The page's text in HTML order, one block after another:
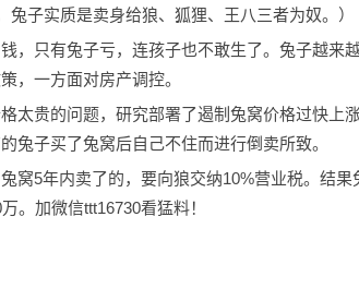
兔子实质是卖身给狼、狐狸、王八三者为奴。）
，只有兔子亏，连孩子也不敢生了。兔子越来
，一方面对房产调控。
太贵的问题，研究部署了遏制兔窝价格过快上
兔子买了兔窝后自己不住而进行倒卖所致。
窝5年内卖了的，要向狼交纳10%营业税。结
。加微信ttt16730看猛料！